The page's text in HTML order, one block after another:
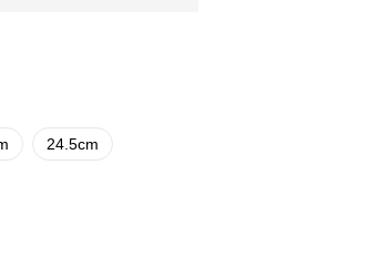
24.5cm